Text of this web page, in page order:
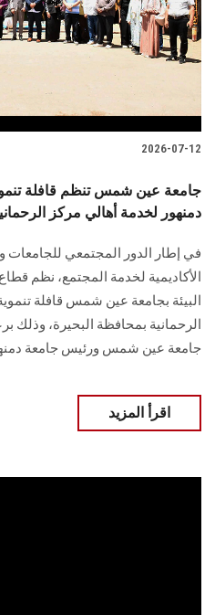
سجل
2026-07-12
جامعة عين شمس تنظم قافلة
دمنهور لخدمة أهالي مركز
في إطار الدور المجتمعي للجامعات
الأكاديمية لخدمة المجتمع، نظم
البيئة بجامعة عين شمس قافلة
الرحمانية بمحافظة البحيرة، وذلك
جامعة عين شمس ورئيس جامعة
اقرأ المزيد